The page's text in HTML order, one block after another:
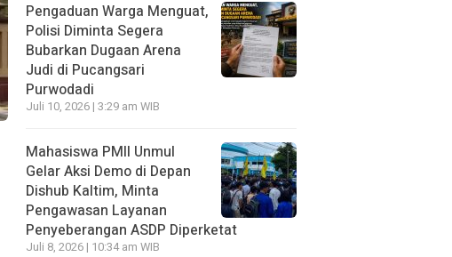
Pengaduan Warga Menguat,
Polisi Diminta Segera
Bubarkan Dugaan Arena
Judi di Pucangsari
Purwodadi
Juli 10, 2026 | 3:29 am WIB
Mahasiswa PMII Unmul
Gelar Aksi Demo di Depan
Dishub Kaltim, Minta
Pengawasan Layanan
Penyeberangan ASDP Diperketat
Juli 8, 2026 | 10:34 am WIB